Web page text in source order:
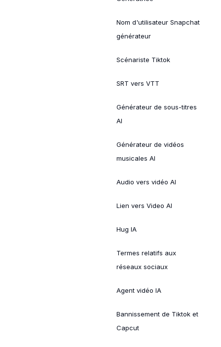
Nom d'utilisateur Snapchat
générateur
Scénariste Tiktok
SRT vers VTT
Générateur de sous-titres
AI
Générateur de vidéos
musicales AI
Audio vers vidéo AI
Lien vers Video AI
Hug IA
Termes relatifs aux
réseaux sociaux
Agent vidéo IA
Bannissement de Tiktok et
Capcut